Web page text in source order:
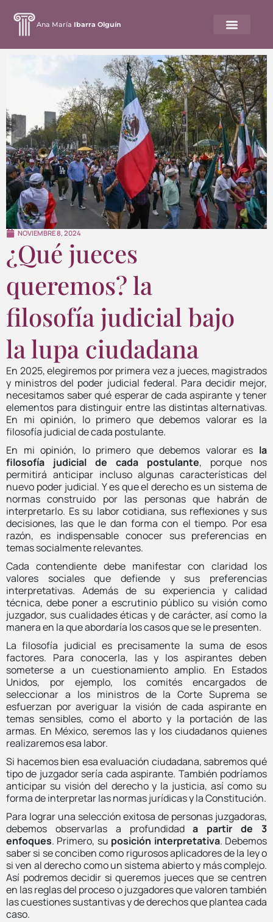
Ana María Ibarra Olguín
NOVIEMBRE 8, 2024
¿Qué jueces
queremos? la
filosofía judicial bajo
la lupa ciudadana
En 2025, elegiremos por primera vez a jueces, magistrados
y ministros del poder judicial federal. Para decidir mejor,
necesitamos saber qué esperar de cada aspirante y tener
elementos para distinguir entre las distintas alternativas.
En mi opinión, lo primero que debemos valorar es la
filosofía judicial de cada postulante.
En mi opinión, lo primero que debemos valorar es la
filosofía judicial de cada postulante, porque nos
permitirá anticipar incluso algunas características del
nuevo poder judicial. Y es que el derecho es un sistema de
normas construido por las personas que habrán de
interpretarlo. Es su labor cotidiana, sus reflexiones y sus
decisiones, las que le dan forma con el tiempo. Por esa
razón, es indispensable conocer sus preferencias en
temas socialmente relevantes.
Cada contendiente debe manifestar con claridad los
valores sociales que defiende y sus preferencias
interpretativas. Además de su experiencia y calidad
técnica, debe poner a escrutinio público su visión como
juzgador, sus cualidades éticas y de carácter, así como la
manera en la que abordaría los casos que se le presenten.
La filosofía judicial es precisamente la suma de esos
factores. Para conocerla, las y los aspirantes deben
someterse a un cuestionamiento amplio. En Estados
Unidos, por ejemplo, los comités encargados de
seleccionar a los ministros de la Corte Suprema se
esfuerzan por averiguar la visión de cada aspirante en
temas sensibles, como el aborto y la portación de las
armas. En México, seremos las y los ciudadanos quienes
realizaremos esa labor.
Si hacemos bien esa evaluación ciudadana, sabremos qué
tipo de juzgador sería cada aspirante. También podríamos
anticipar su visión del derecho y la justicia, así como su
forma de interpretar las normas jurídicas y la Constitución.
Para lograr una selección exitosa de personas juzgadoras,
debemos observarlas a profundidada partir de 3
enfoques. Primero, su posición interpretativa. Debemos
saber si se conciben como rigurosos aplicadores de la ley o
si ven al derecho como un sistema abierto y más complejo.
Así podremos decidir si queremos jueces que se centren
en las reglas del proceso o juzgadores que valoren también
las cuestiones sustantivas y de derechos que plantea cada
caso.